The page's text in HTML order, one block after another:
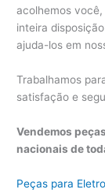
acolhemos
inteira
ajuda-los em
Trabalhamos
satisfação e
Vendemos
nacionais de
Peças para